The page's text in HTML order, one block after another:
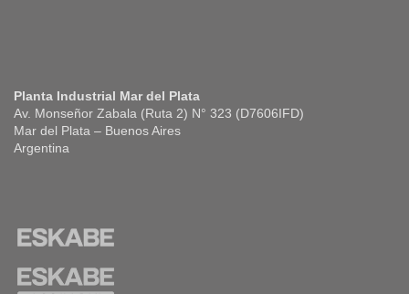
Planta Industrial Mar del Plata
Av. Monseñor Zabala (Ruta 2) N° 323 (D7606IFD)
Mar del Plata – Buenos Aires
Argentina